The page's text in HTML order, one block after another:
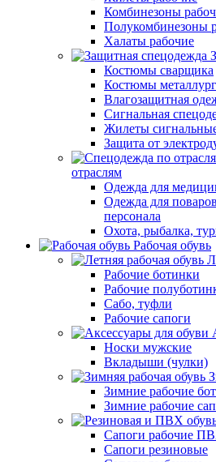
Комбинезоны
Полукомбинезоны
Халаты рабочие
Костюмы сварщика
Костюмы
Влагозащитная
Сигнальная
Жилеты
Защита от
отраслям
Одежда для
Одежда для
персонала
Охота, рыбалка,
Рабочая обувь
Рабочие ботинки
Рабочие
Сабо, туфли
Рабочие сапоги
Носки мужские
Вкладыши (чулки)
Зимние рабочие
Зимние рабочие
Сапоги рабочие
Сапоги резиновые